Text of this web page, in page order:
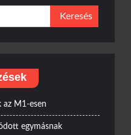
Keresés:
az M1-esen
egymásnak